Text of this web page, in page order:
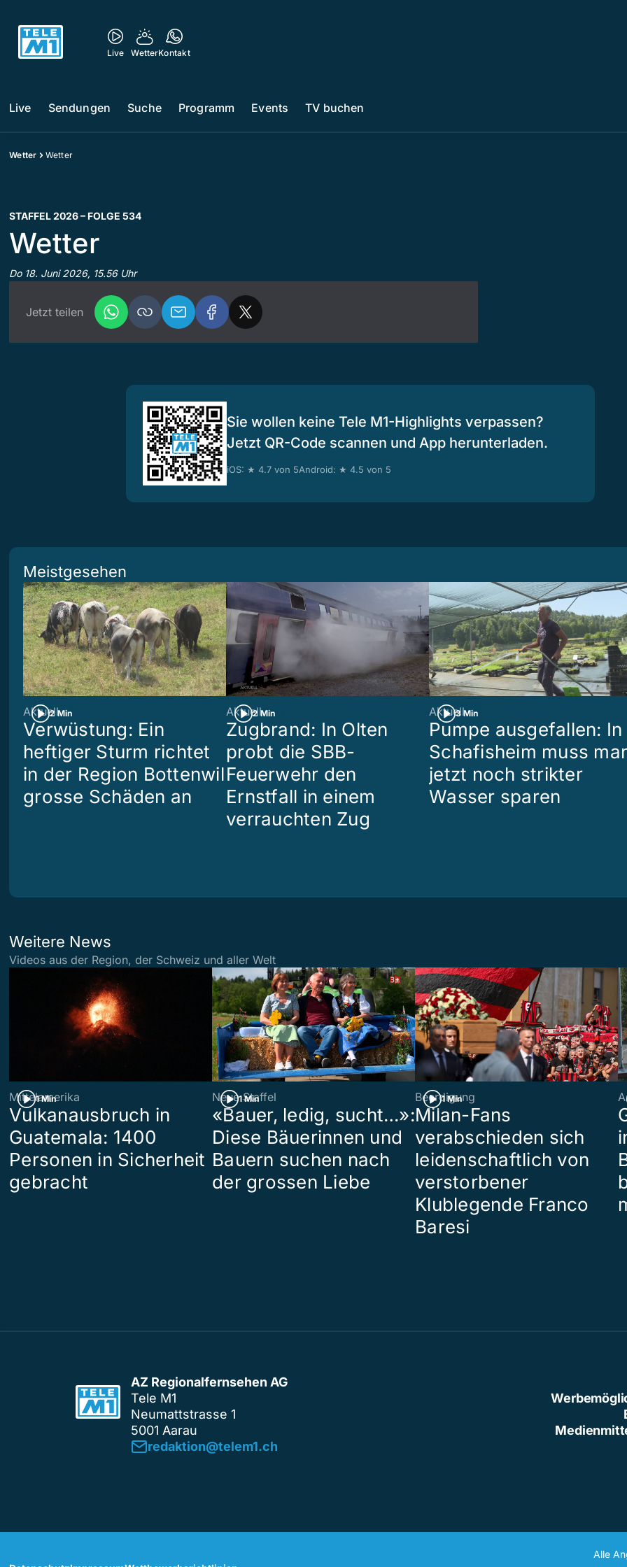
Live WetterKontakt
Live Sendungen Suche Programm Events TV buchen
Wetter Wetter
STAFFEL 2026 – FOLGE 534
Wetter
Do 18. Juni 2026, 15.56 Uhr
Jetzt teilen
Sie wollen keine Tele M1-Highlights verpassen?
Jetzt QR-Code scannen und App herunterladen.
iOS: ★ 4.7 von 5Android: ★ 4.5 von 5
Meistgesehen
2 Min
Aktuell
Verwüstung: Ein
heftiger Sturm richtet
in der Region Bottenwil
grosse Schäden an
2 Min
Aktuell
Zugbrand: In Olten
probt die SBB-
Feuerwehr den
Ernstfall in einem
verrauchten Zug
3 Min
Aktuell
Pumpe ausgefallen: In
Schafisheim muss
jetzt noch strikter
Wasser sparen
Weitere News
Videos aus der Region, der Schweiz und aller Welt
1 Min
Mittelamerika
Vulkanausbruch in
Guatemala: 1400
Personen in Sicherheit
gebracht
1 Min
Neue Staffel
«Bauer, ledig, sucht…»:
Diese Bäuerinnen und
Bauern suchen nach
der grossen Liebe
1 Min
Beerdigung
Milan-Fans
verabschieden sich
leidenschaftlich von
verstorbener
Klublegende Franco
Baresi
AZ Regionalfernsehen AG
Tele M1
Neumattstrasse 1
5001 Aarau
redaktion@telem1.ch
Alle